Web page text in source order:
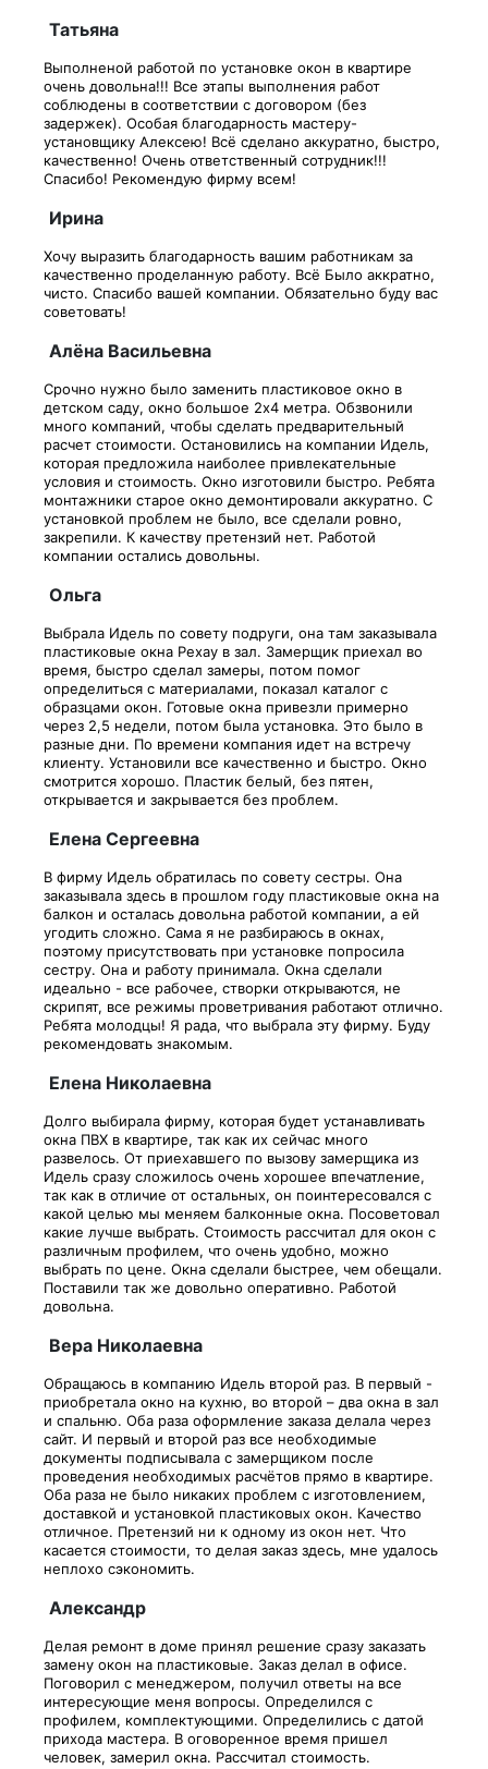
Татьяна
Выполненой работой по установке окон в квартире
очень довольна!!! Все этапы выполнения работ
соблюдены в соответствии с договором (без
задержек). Особая благодарность мастеру-
установщику Алексею! Всё сделано аккуратно, быстро,
качественно! Очень ответственный сотрудник!!!
Спасибо! Рекомендую фирму всем!
Ирина
Хочу выразить благодарность вашим работникам за
качественно проделанную работу. Всё Было аккратно,
чисто. Спасибо вашей компании. Обязательно буду вас
советовать!
Алёна Васильевна
Срочно нужно было заменить пластиковое окно в
детском саду, окно большое 2х4 метра. Обзвонили
много компаний, чтобы сделать предварительный
расчет стоимости. Остановились на компании Идель,
которая предложила наиболее привлекательные
условия и стоимость. Окно изготовили быстро. Ребята
монтажники старое окно демонтировали аккуратно. С
установкой проблем не было, все сделали ровно,
закрепили. К качеству претензий нет. Работой
компании остались довольны.
Ольга
Выбрала Идель по совету подруги, она там заказывала
пластиковые окна Рехау в зал. Замерщик приехал во
время, быстро сделал замеры, потом помог
определиться с материалами, показал каталог с
образцами окон. Готовые окна привезли примерно
через 2,5 недели, потом была установка. Это было в
разные дни. По времени компания идет на встречу
клиенту. Установили все качественно и быстро. Окно
смотрится хорошо. Пластик белый, без пятен,
открывается и закрывается без проблем.
Елена Сергеевна
В фирму Идель обратилась по совету сестры. Она
заказывала здесь в прошлом году пластиковые окна на
балкон и осталась довольна работой компании, а ей
угодить сложно. Сама я не разбираюсь в окнах,
поэтому присутствовать при установке попросила
сестру. Она и работу принимала. Окна сделали
идеально - все рабочее, створки открываются, не
скрипят, все режимы проветривания работают отлично.
Ребята молодцы! Я рада, что выбрала эту фирму. Буду
рекомендовать знакомым.
Елена Николаевна
Долго выбирала фирму, которая будет устанавливать
окна ПВХ в квартире, так как их сейчас много
развелось. От приехавшего по вызову замерщика из
Идель сразу сложилось очень хорошее впечатление,
так как в отличие от остальных, он поинтересовался с
какой целью мы меняем балконные окна. Посоветовал
какие лучше выбрать. Стоимость рассчитал для окон с
различным профилем, что очень удобно, можно
выбрать по цене. Окна сделали быстрее, чем обещали.
Поставили так же довольно оперативно. Работой
довольна.
Вера Николаевна
Обращаюсь в компанию Идель второй раз. В первый -
приобретала окно на кухню, во второй – два окна в зал
и спальню. Оба раза оформление заказа делала через
сайт. И первый и второй раз все необходимые
документы подписывала с замерщиком после
проведения необходимых расчётов прямо в квартире.
Оба раза не было никаких проблем с изготовлением,
доставкой и установкой пластиковых окон. Качество
отличное. Претензий ни к одному из окон нет. Что
касается стоимости, то делая заказ здесь, мне удалось
неплохо сэкономить.
Александр
Делая ремонт в доме принял решение сразу заказать
замену окон на пластиковые. Заказ делал в офисе.
Поговорил с менеджером, получил ответы на все
интересующие меня вопросы. Определился с
профилем, комплектующими. Определились с датой
прихода мастера. В оговоренное время пришел
человек, замерил окна. Рассчитал стоимость.